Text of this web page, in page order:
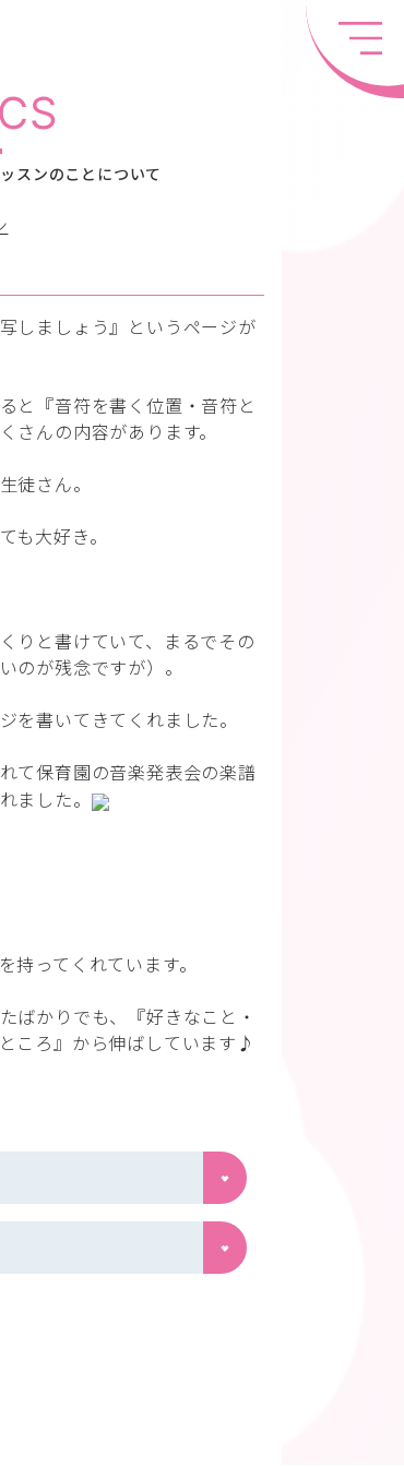
スンのことについて
しましょう』というページが
と『音符を書く位置・音符と
さんの内容があります。
徒さん。
も大好き。
りと書けていて、まるでその
のが残念ですが）。
を書いてきてくれました。
て保育園の音楽発表会の楽譜
ました。
持ってくれています。
ばかりでも、『好きなこと・
ころ』から伸ばしています♪